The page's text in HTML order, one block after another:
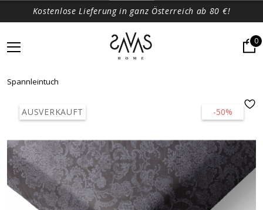
Kostenlose Lieferung in ganz Österreich ab 80 €!
0
Spannleintuch
-50%
AUSVERKAUFT